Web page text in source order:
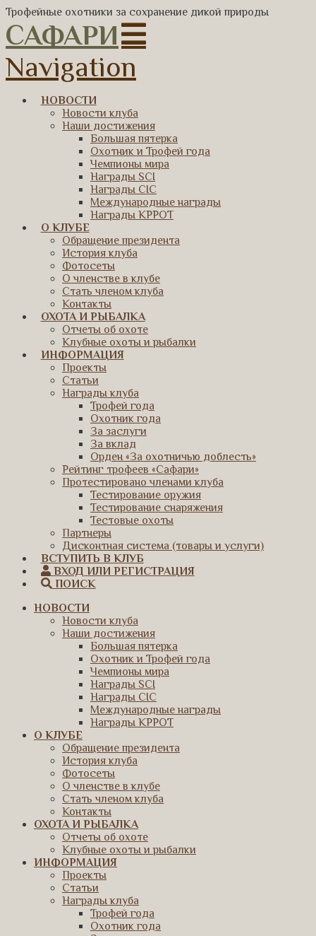
Трофейные охотники за сохранение дикой природы
САФАРИ
Navigation
НОВОСТИ
Новости клуба
Наши достижения
Большая пятерка
Охотник и Трофей года
Чемпионы мира
Награды SCI
Награды CIC
Международные награды
Награды КРРОТ
О КЛУБЕ
Обращение президента
История клуба
Фотосеты
О членстве в клубе
Стать членом клуба
Контакты
ОХОТА И РЫБАЛКА
Отчеты об охоте
Клубные охоты и рыбалки
ИНФОРМАЦИЯ
Проекты
Статьи
Награды клуба
Трофей года
Охотник года
За заслуги
За вклад
Орден «За охотничью доблесть»
Рейтинг трофеев «Сафари»
Протестировано членами клуба
Тестирование оружия
Тестирование снаряжения
Тестовые охоты
Партнеры
Дисконтная система (товары и услуги)
ВСТУПИТЬ В КЛУБ
ВХОД ИЛИ РЕГИСТРАЦИЯ
ПОИСК
НОВОСТИ
Новости клуба
Наши достижения
Большая пятерка
Охотник и Трофей года
Чемпионы мира
Награды SCI
Награды CIC
Международные награды
Награды КРРОТ
О КЛУБЕ
Обращение президента
История клуба
Фотосеты
О членстве в клубе
Стать членом клуба
Контакты
ОХОТА И РЫБАЛКА
Отчеты об охоте
Клубные охоты и рыбалки
ИНФОРМАЦИЯ
Проекты
Статьи
Награды клуба
Трофей года
Охотник года